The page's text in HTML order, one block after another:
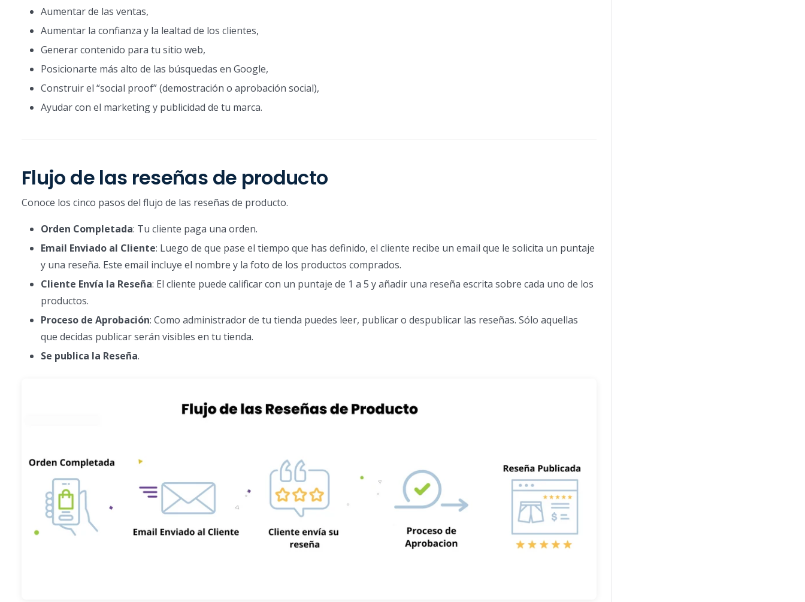
Aumentar de las ventas,
Aumentar la confianza y la lealtad de los clientes,
Generar contenido para tu sitio web,
Posicionarte más alto de las búsquedas en Google,
Construir el “social proof” (demostración o aprobación social),
Ayudar con el marketing y publicidad de tu marca.
Flujo de las reseñas de producto
Conoce los cinco pasos del flujo de las reseñas de producto.
Orden Completada: Tu cliente paga una orden.
Email Enviado al Cliente: Luego de que pase el tiempo que has definido, el cliente recibe un email que le solicita un puntaje
y una reseña. Este email incluye el nombre y la foto de los productos comprados.
Cliente Envía la Reseña: El cliente puede calificar con un puntaje de 1 a 5 y añadir una reseña escrita sobre cada uno de los
productos.
Proceso de Aprobación: Como administrador de tu tienda puedes leer, publicar o despublicar las reseñas. Sólo aquellas
que decidas publicar serán visibles en tu tienda.
Se publica la Reseña.